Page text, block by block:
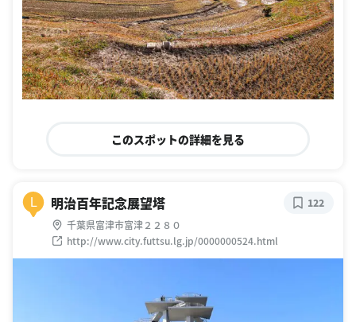
このスポットの詳細を見る
L 明治百年記念展望塔
千葉県富津市富津２２８０
http://www.city.futtsu.lg.jp/0000000524.html
122